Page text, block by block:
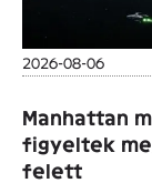
2026-08-06
Manhattan
figyeltek
felett